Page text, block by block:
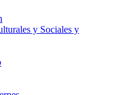
y Sociales y